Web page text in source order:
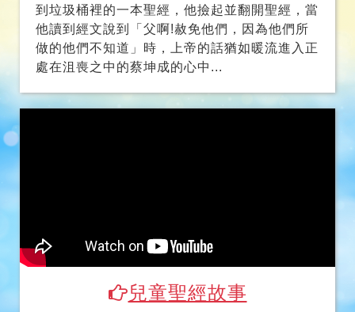
處在沮喪之中的蔡坤成的心中...
兒童聖經故事
愛聽故事的大朋友、小朋友們，快和夏凡哥哥在
「兒童聖經故事」裡，認識上帝奇妙的創造，享
受上帝所賜的真愛、平安和喜樂。讓我們一起進